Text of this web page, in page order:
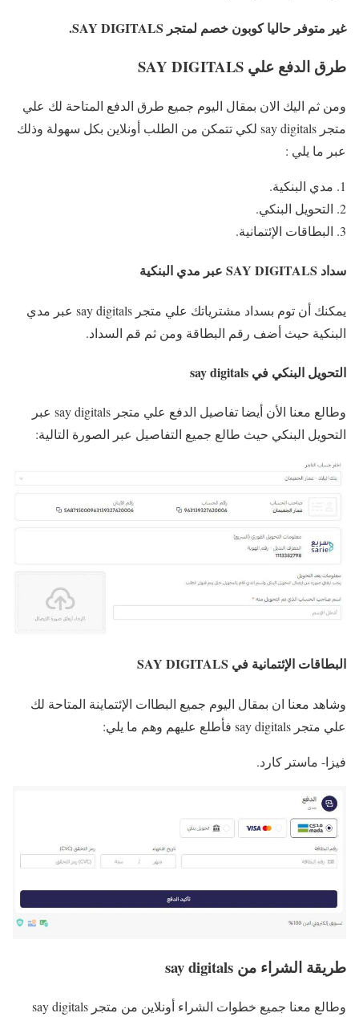
غير متوفر حاليا كوبون خصم لمتجر SAY DIGITALS.
طرق الدفع علي SAY DIGITALS
ومن ثم اليك الان بمقال اليوم جميع طرق الدفع المتاحة لك علي
متجر say digitals لكي تتمكن من الطلب أونلاين بكل سهولة وذلك
عبر ما يلي :
مدي البنكية.
التحويل البنكي.
البطاقات الإئتمانية.
سداد SAY DIGITALS عبر مدي البنكية
يمكنك أن توم بسداد مشترياتك علي متجر say digitals عبر مدي
البنكية حيث أضف رقم البطاقة ومن ثم قم السداد.
التحويل البنكي في say digitals
وطالع معنا الأن أيضا تفاصيل الدفع علي متجر say digitals عبر
التحويل البنكي حيث طالع جميع التفاصيل عبر الصورة التالية:
البطاقات الإئتمانية في SAY DIGITALS
وشاهد معنا ان بمقال اليوم جميع البطاات الإئتماينة المتاحة لك
علي متجر say digitals فأطلع عليهم وهم ما يلي:
فيزا- ماستر كارد.
طريقة الشراء من say digitals
وطالع معنا جميع خطوات الشراء أونلاين من متجر say digitals